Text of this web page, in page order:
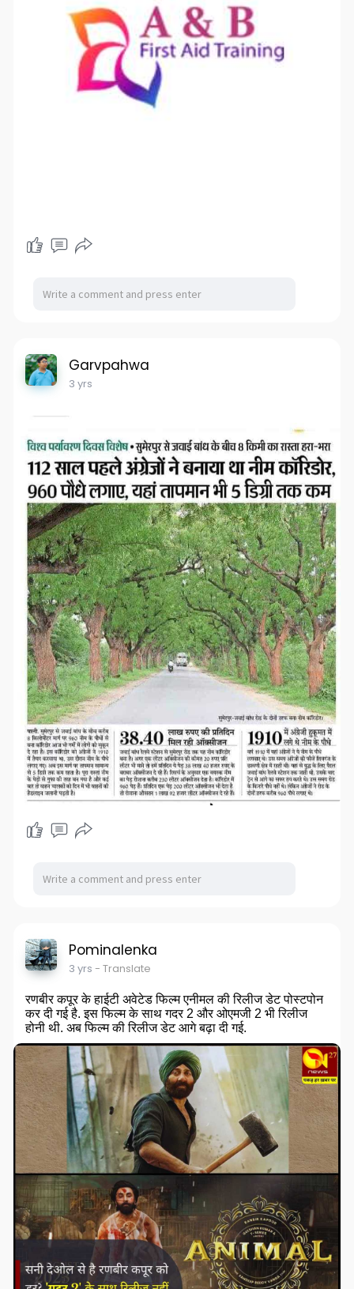
Garvpahwa
3 yrs
Pominalenka
3 yrs - Translate
रणबीर कपूर के हाईटी अवेटेड फिल्म एनीमल की रिलीज डेट पोस्टपोन
कर दी गई है. इस फिल्म के साथ गदर 2 और ओएमजी 2 भी रिलीज
होनी थी. अब फिल्म की रिलीज डेट आगे बढ़ा दी गई.